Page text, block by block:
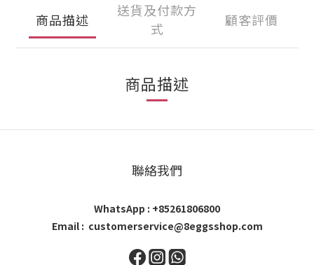
商品描述
送貨及付款方
式
顧客評價
商品描述
聯絡我們
WhatsApp : +85261806800
Email : customerservice@8eggsshop.com